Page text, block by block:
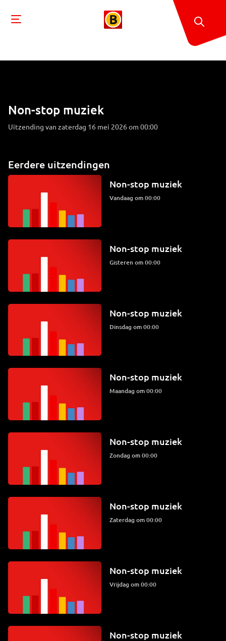
Non-stop muziek
Uitzending van zaterdag 16 mei 2026 om 00:00
Eerdere uitzendingen
Non-stop muziek
Vandaag om 00:00
Non-stop muziek
Gisteren om 00:00
Non-stop muziek
dinsdag om 00:00
Non-stop muziek
maandag om 00:00
Non-stop muziek
zondag om 00:00
Non-stop muziek
zaterdag om 00:00
Non-stop muziek
vrijdag om 00:00
Non-stop muziek